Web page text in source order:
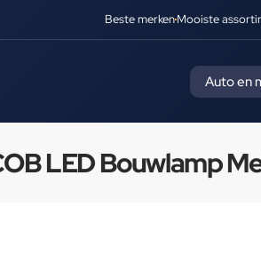
Beste merkenMooiste
Auto en
LED Bouwlamp